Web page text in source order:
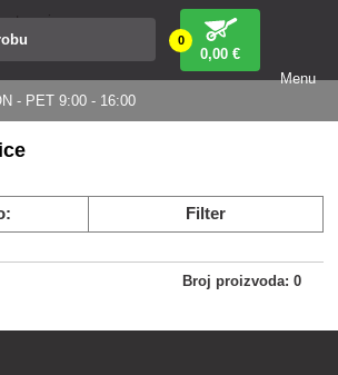
- PET 9:00 - 16:00
0
0,00 €
Menu
Filter
Broj proizvoda: 0